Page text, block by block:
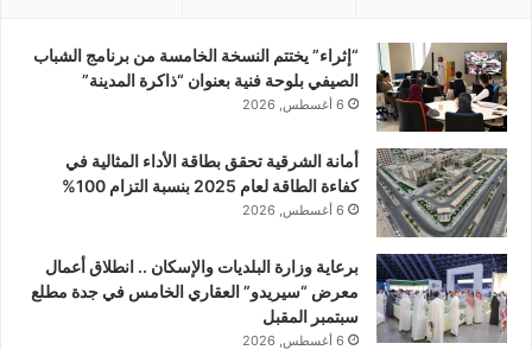
“إثراء” يختتم النسخة الخامسة من برنامج الشباب
الصيفي بلوحة فنية بعنوان “ذاكرة المدينة”
6 أغسطس, 2026
أمانة الشرقية تحقق بطاقة الأداء المثالية في
كفاءة الطاقة لعام 2025 بنسبة التزام 100%
6 أغسطس, 2026
برعاية وزارة البلديات والإسكان .. انطلاق أعمال
معرض “سيريدو” العقاري الخامس في جدة مطلع
سبتمبر المقبل
6 أغسطس, 2026